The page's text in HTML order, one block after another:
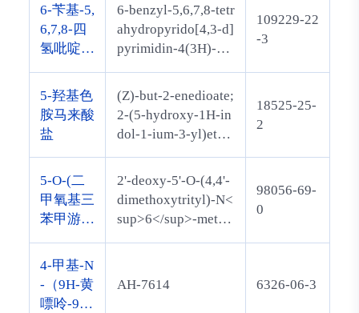
6-苄基-5,
6,7,8-四
氢吡啶并
啶-4(3H)
-酮
6-benzyl-5,6,7,8-tetr
ahydropyrido[4,3-d]
pyrimidin-4(3H)-on
109229-22
-3
5-羟基色
胺马来酸
盐
(Z)-but-2-enedioate;
2-(5-hydroxy-1H-in
dol-1-ium-3-yl)ethy
18525-25-
2
5-O-(二
甲氧基三
苯甲游
甲基-2-
脱氧腺苷
酸
2'-deoxy-5'-O-(4,4'-
dimethoxytrityl)-N<
sup>6</sup>-methy
98056-69-
0
4-甲基-N
-（9H-黄
嘌呤-9-
AH-7614 6326-06-3